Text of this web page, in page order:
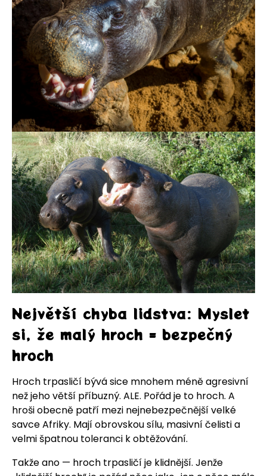
Největší chyba lidstva: Myslet
si, že malý hroch = bezpečný
hroch
Hroch trpasličí bývá sice mnohem méně agresivní
než jeho větší příbuzný. ALE. Pořád je to hroch. A
hroši obecně patří mezi nejnebezpečnější velké
savce Afriky. Mají obrovskou sílu, masivní čelisti a
velmi špatnou toleranci k obtěžování.
Takže ano — hroch trpasličí je klidnější. Jenže